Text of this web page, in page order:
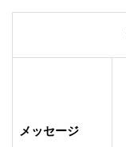
メッセージ